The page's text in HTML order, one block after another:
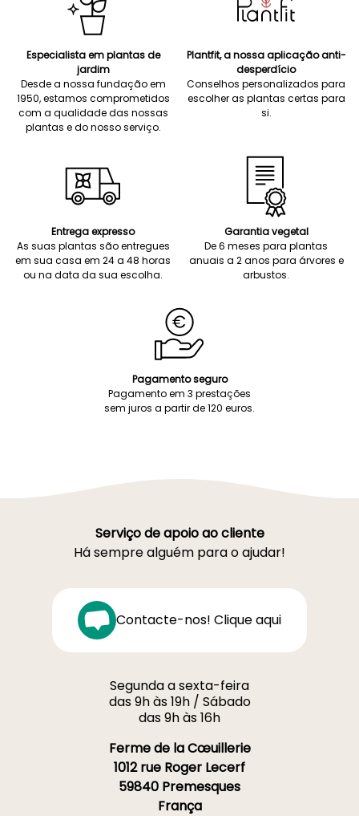
Especialista em plantas de
jardim
Desde a nossa fundação em
1950, estamos comprometidos
com a qualidade das nossas
plantas e do nosso serviço.
Plantfit, a nossa aplicação anti-
desperdício
Conselhos personalizados para
escolher as plantas certas para
si.
Entrega expresso
As suas plantas são entregues
em sua casa em 24 a 48 horas
ou na data da sua escolha.
Garantia vegetal
De 6 meses para plantas
anuais a 2 anos para árvores e
arbustos.
Pagamento seguro
Pagamento em 3 prestações
sem juros a partir de 120 euros.
Serviço de apoio ao cliente
Há sempre alguém para o ajudar!
Contacte-nos! Clique aqui
Segunda a sexta-feira
das 9h às 19h / Sábado
das 9h às 16h
Ferme de la Cœuillerie
1012 rue Roger Lecerf
59840 Premesques
França